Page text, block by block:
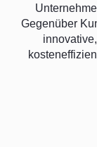
Gegenüber